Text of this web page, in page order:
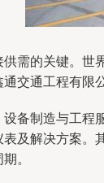
需的关键。
交通工程有
备制造与工
及解决方案
。